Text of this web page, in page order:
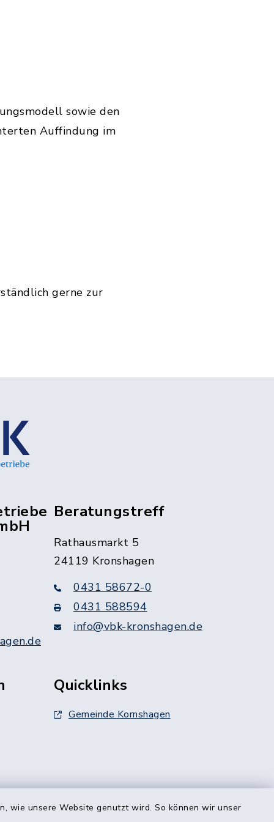
wie unsere Website genutzt wird. So können wir unser
sowie den
Auffindung im
gerne zur
Beratungstreff
Rathausmarkt 5
24119 Kronshagen
0431 58672-0
0431 588594
info@vbk-kronshagen.de
5
Quicklinks
Gemeinde Kornshagen